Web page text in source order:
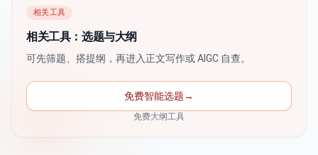
相关工具
相关工具：选题与大纲
可先筛题、搭提纲，再进入正文写作或 AIGC 自查。
免费智能选题→
免费大纲工具